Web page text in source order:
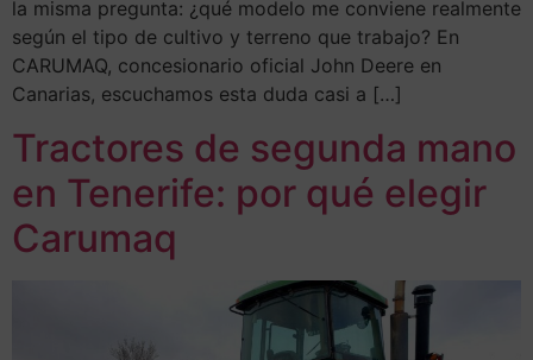
la misma pregunta: ¿qué modelo me conviene realmente
según el tipo de cultivo y terreno que trabajo? En
CARUMAQ, concesionario oficial John Deere en
Canarias, escuchamos esta duda casi a […]
Tractores de segunda mano
en Tenerife: por qué elegir
Carumaq